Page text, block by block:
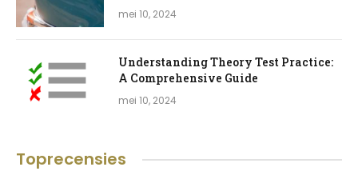
mei 10, 2024
Understanding Theory Test Practice:
A Comprehensive Guide
mei 10, 2024
Toprecensies